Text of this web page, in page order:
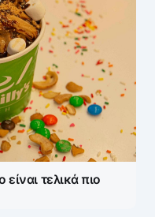
τελικά πιο